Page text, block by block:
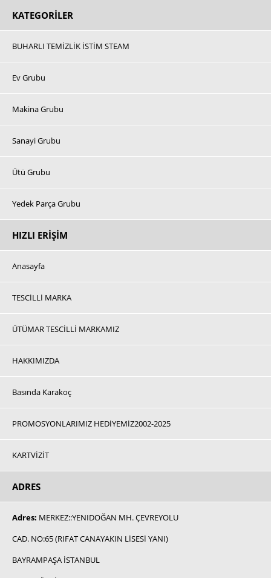
KATEGORILER
BUHARLI TEMİZLİK İSTİM STEAM
Ev Grubu
Makina Grubu
Sanayi Grubu
Ütü Grubu
Yedek Parça Grubu
HIZLI ERIŞIM
Anasayfa
TESCİLLİ MARKA
ÜTÜMAR TESCİLLİ MARKAMIZ
HAKKIMIZDA
Basında Karakoç
PROMOSYONLARIMIZ HEDİYEMİZ2002-2025
KARTVİZİT
ADRES
Adres: MERKEZ::YENIDOĞAN MH. ÇEVREYOLU
CAD. NO:65 (RIFAT CANAYAKIN LİSESİ YANI)
BAYRAMPAŞA İSTANBUL